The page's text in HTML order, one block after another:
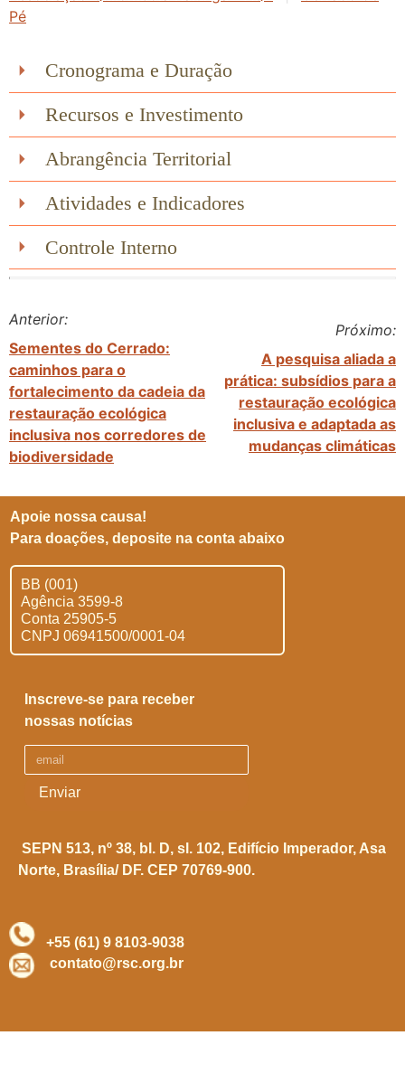
Pé
Cronograma e Duração
Recursos e Investimento
Abrangência Territorial
Atividades e Indicadores
Controle Interno
Anterior:
Sementes do Cerrado:
caminhos para o
fortalecimento da cadeia da
restauração ecológica
inclusiva nos corredores de
biodiversidade
Próximo:
A pesquisa aliada a
prática: subsídios para a
restauração ecológica
inclusiva e adaptada as
mudanças climáticas
Apoie nossa causa!
Para doações, deposite na conta abaixo
BB (001)
Agência 3599-8
Conta 25905-5
CNPJ 06941500/0001-04
Enviar
Inscreve-se para receber
nossas notícias
SEPN 513, nº 38, bl. D, sl. 102, Edifício Imperador, Asa
Norte, Brasília/ DF. CEP 70769-900.
+55 (61) 9 8103-9038
contato@rsc.org.br